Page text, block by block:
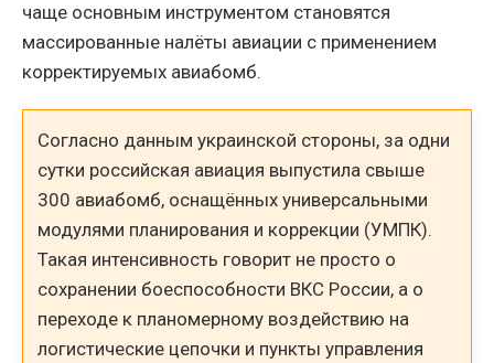
чаще основным инструментом становятся
массированные налёты авиации с применением
корректируемых авиабомб.
Согласно данным украинской стороны, за одни
сутки российская авиация выпустила свыше
300 авиабомб, оснащённых универсальными
модулями планирования и коррекции (УМПК).
Такая интенсивность говорит не просто о
сохранении боеспособности ВКС России, а о
переходе к планомерному воздействию на
логистические цепочки и пункты управления